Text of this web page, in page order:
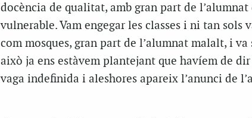
docència de qualitat, amb gran part de
vulnerable. Vam engegar les classes i ni tan sols
com mosques, gran part de l’alumnat malalt, i
això ja ens estàvem plantejant que havíem de
vaga indefinida i aleshores apareix l’anunci de